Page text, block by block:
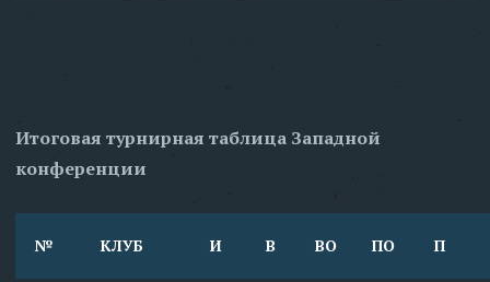
Итоговая турнирная таблица Западной
конференции
№ КЛУБ И В ВО ПО П